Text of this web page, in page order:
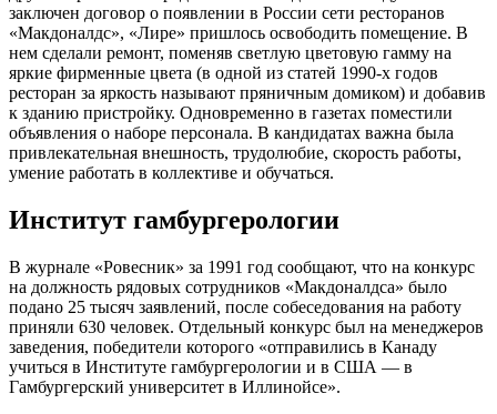
заключен договор о появлении в России сети ресторанов
«Макдоналдс», «Лире» пришлось освободить помещение. В
нем сделали ремонт, поменяв светлую цветовую гамму на
яркие фирменные цвета (в одной из статей 1990-х годов
ресторан за яркость называют пряничным домиком) и добавив
к зданию пристройку. Одновременно в газетах поместили
объявления о наборе персонала. В кандидатах важна была
привлекательная внешность, трудолюбие, скорость работы,
умение работать в коллективе и обучаться.
Институт гамбургерологии
В журнале «Ровесник» за 1991 год сообщают, что на конкурс
на должность рядовых сотрудников «Макдоналдса» было
подано 25 тысяч заявлений, после собеседования на работу
приняли 630 человек. Отдельный конкурс был на менеджеров
заведения, победители которого «отправились в Канаду
учиться в Институте гамбургерологии и в США — в
Гамбургерский университет в Иллинойсе».